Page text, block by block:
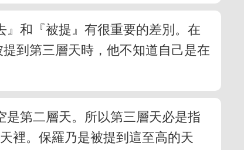
和『被提』有很重要的差別。在
到第三層天時，他不知道自己是在
第二層天。所以第三層天必是指
裡。保羅乃是被提到這至高的天